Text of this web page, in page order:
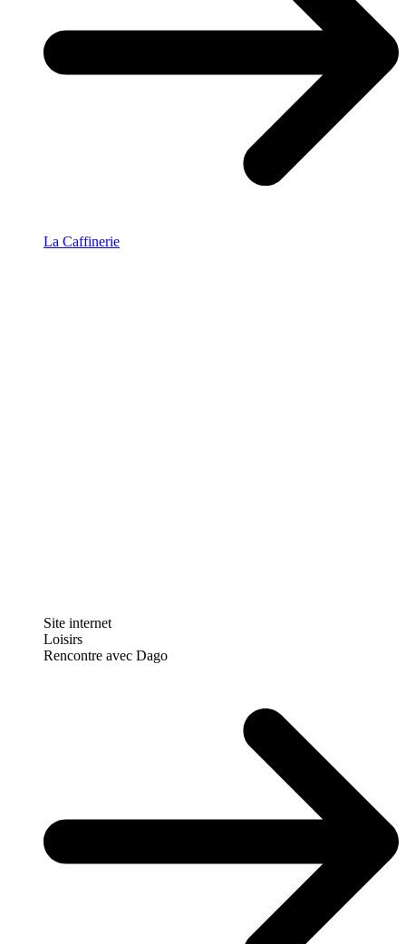
La Caffinerie
Site internet
Loisirs
Rencontre avec Dago